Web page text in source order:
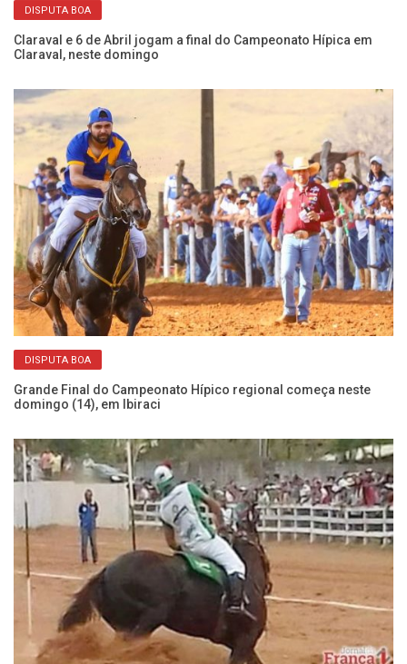
DISPUTA BOA
Claraval e 6 de Abril jogam a final do Campeonato Hípica em
Claraval, neste domingo
DISPUTA BOA
Grande Final do Campeonato Hípico regional começa neste
domingo (14), em Ibiraci